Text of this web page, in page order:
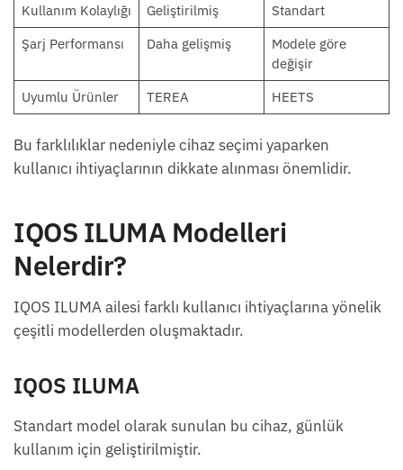
Kullanım Kolaylığı
Geliştirilmiş
Standart
Şarj Performansı
Daha gelişmiş
Modele göre
değişir
Uyumlu Ürünler
TEREA HEETS
Bu farklılıklar nedeniyle cihaz seçimi yaparken
kullanıcı ihtiyaçlarının dikkate alınması önemlidir.
IQOS ILUMA Modelleri
Nelerdir?
IQOS ILUMA ailesi farklı kullanıcı ihtiyaçlarına yönelik
çeşitli modellerden oluşmaktadır.
IQOS ILUMA
Standart model olarak sunulan bu cihaz, günlük
kullanım için geliştirilmiştir.